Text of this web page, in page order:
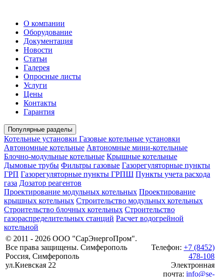
О компании
Оборудование
Документация
Новости
Статьи
Галерея
Опросные листы
Услуги
Цены
Контакты
Гарантия
Популярные разделы
Котельные установки Газовые котельные установки
Автономные котельные Автономные мини-котельные
Блочно-модульные котельные Крышные котельные
Дымовые трубы Фильтры газовые Газорегуляторные пункты
ГРП Газорегуляторные пункты ГРПШ Пункты учета расхода
газа Дозатор реагентов
Проектирование модульных котельных Проектирование
крышных котельных Строительство модульных котельных
Строительство блочных котельных Строительство
газораспределительных станций Расчет водогрейной
котельной
© 2011 - 2026 ООО "СарЭнергоПром".
Все права защищены. Симферополь
Россия, Симферополь
ул.Киевская 22
Телефон: +7 (8452)
478-108
Электронная
почта: info@se-